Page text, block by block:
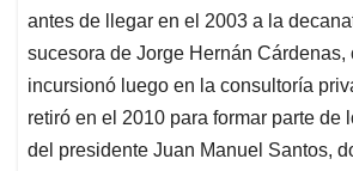
antes de llegar en el 2003 a la
sucesora de Jorge Hernán Cárdenas,
incursionó luego en la consultoría
retiró en el 2010 para formar parte de
del presidente Juan Manuel Santos,